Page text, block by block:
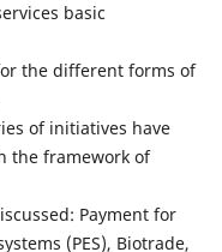
basic
the different forms of
of initiatives have
the framework of
Payment for
(PES), Biotrade,